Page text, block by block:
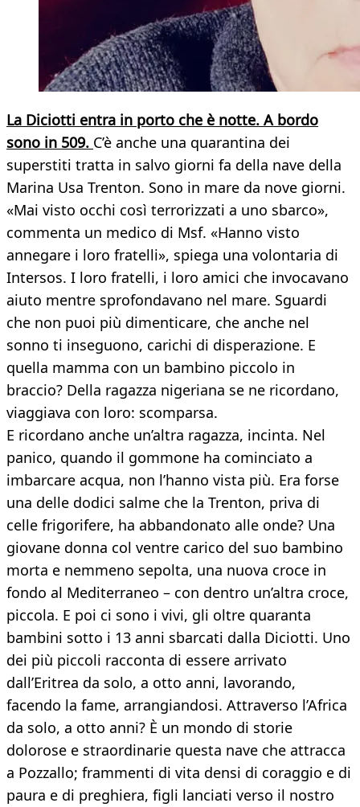
La Diciotti entra in porto che è notte. A bordo
sono in 509. C’è anche una quarantina dei
superstiti tratta in salvo giorni fa della nave della
Marina Usa Trenton. Sono in mare da nove giorni.
«Mai visto occhi così terrorizzati a uno sbarco»,
commenta un medico di Msf. «Hanno visto
annegare i loro fratelli», spiega una volontaria di
Intersos. I loro fratelli, i loro amici che invocavano
aiuto mentre sprofondavano nel mare. Sguardi
che non puoi più dimenticare, che anche nel
sonno ti inseguono, carichi di disperazione. E
quella mamma con un bambino piccolo in
braccio? Della ragazza nigeriana se ne ricordano,
viaggiava con loro: scomparsa.
E ricordano anche un’altra ragazza, incinta. Nel
panico, quando il gommone ha cominciato a
imbarcare acqua, non l’hanno vista più. Era forse
una delle dodici salme che la Trenton, priva di
celle frigorifere, ha abbandonato alle onde? Una
giovane donna col ventre carico del suo bambino
morta e nemmeno sepolta, una nuova croce in
fondo al Mediterraneo – con dentro un’altra croce,
piccola. E poi ci sono i vivi, gli oltre quaranta
bambini sotto i 13 anni sbarcati dalla Diciotti. Uno
dei più piccoli racconta di essere arrivato
dall’Eritrea da solo, a otto anni, lavorando,
facendo la fame, arrangiandosi. Attraverso l’Africa
da solo, a otto anni? È un mondo di storie
dolorose e straordinarie questa nave che attracca
a Pozzallo; frammenti di vita densi di coraggio e di
paura e di preghiera, figli lanciati verso il nostro